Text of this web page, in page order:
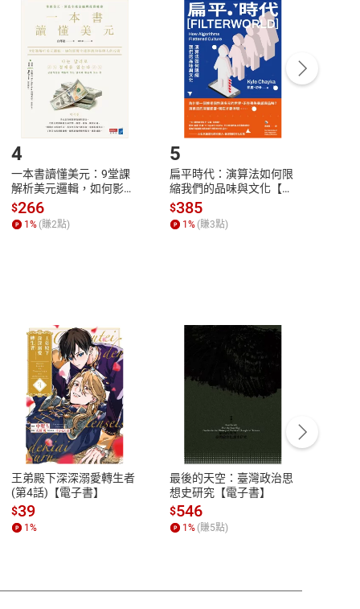
點選「瀏覽訂單明細」 「申請取消訂單/退
貨。
付款方式
Payment
完成訂單
Complete
號，下載書籍後看書
性
參
客服資訊
服務時間：週一到週五 10:00-12:00、
13:00-17:00 (國定假日及例假日休息)
客服電話：0080-1857077
4
一本書讀懂美元：9堂課
解析美元邏輯，如何影響
全球經濟和每個人的投資
【電子書】
$266
1% (賺2點)
5
扁平時代：演算法如何限
縮我們的品味與文化【電
子書】
$385
1% (賺3點)
王弟殿下深深溺愛轉生者
(第4話)【電子書】
$39
1%
最後的天空：臺灣政治思
想史研究【電子書】
$546
1% (賺5點)